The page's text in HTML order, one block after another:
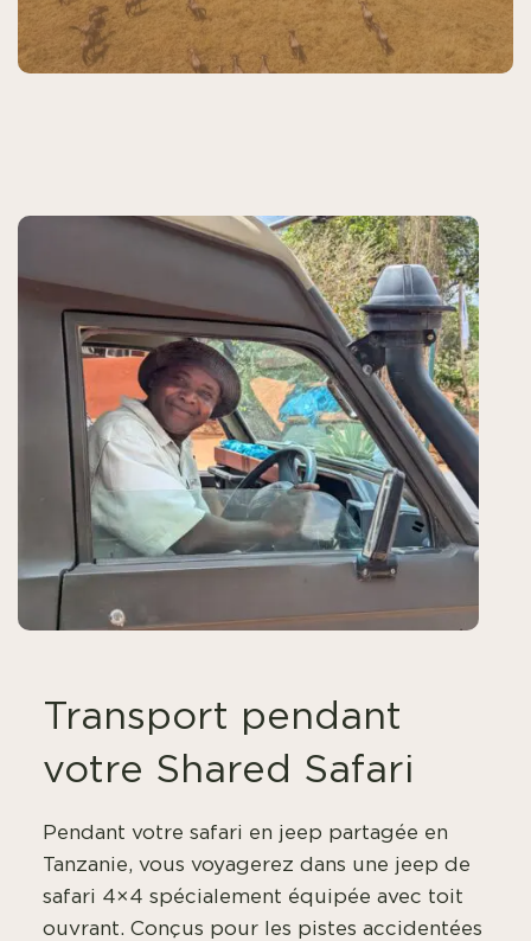
Transport pendant
votre Shared Safari
Pendant votre safari en jeep partagée en
Tanzanie, vous voyagerez dans une jeep de
safari 4×4 spécialement équipée avec toit
ouvrant. Conçus pour les pistes accidentées